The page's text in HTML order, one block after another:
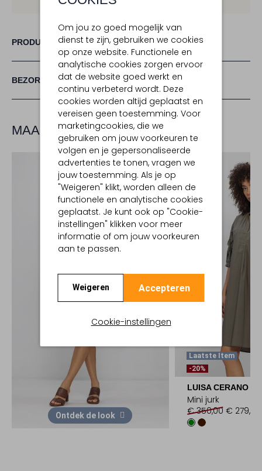
Om jou zo goed mogelijk van
dienst te zijn, gebruiken we cookies
op onze website. Functionele en
analytische cookies zorgen ervoor
dat de website goed werkt en
continu verbeterd wordt. Deze
cookies worden altijd geplaatst en
vereisen geen toestemming. Voor
marketingcookies, die we
gebruiken om jouw voorkeuren te
volgen en je gepersonaliseerde
advertenties te tonen, vragen we
jouw toestemming. Als je op
"Weigeren" klikt, worden alleen de
functionele en analytische cookies
geplaatst. Je kunt ook op "Cookie-
instellingen" klikken voor meer
informatie of om jouw voorkeuren
aan te passen.
Weigeren Accepteren
Cookie-instellingen
PRODUCT INFORMATIE
BEZORGEN & RETOURNEREN
MAAK JE LOOK COMPLEET
Ontdek de look
Laatste Item
-20%
LUISA CERANO
Mini jurk
€ 350,00 € 279,99